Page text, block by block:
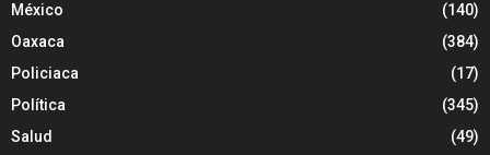
México
(140)
Oaxaca
(384)
Policiaca
(17)
Política
(345)
Salud
(49)